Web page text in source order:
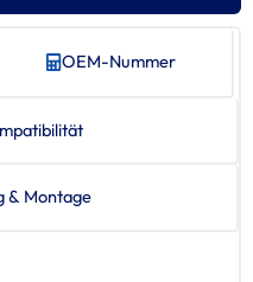
OEM-Nummer
& Montage